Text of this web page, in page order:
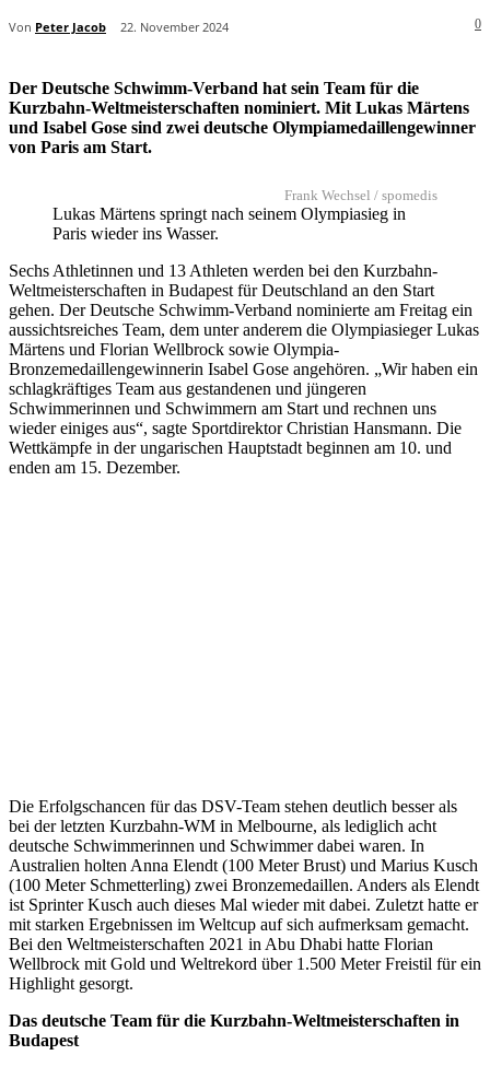
Von Peter Jacob 22. November 2024 0
Der Deutsche Schwimm-Verband hat sein Team für die
Kurzbahn-Weltmeisterschaften nominiert. Mit Lukas Märtens
und Isabel Gose sind zwei deutsche Olympiamedaillengewinner
von Paris am Start.
Frank Wechsel / spomedis
Lukas Märtens springt nach seinem Olympiasieg in
Paris wieder ins Wasser.
Sechs Athletinnen und 13 Athleten werden bei den Kurzbahn-
Weltmeisterschaften in Budapest für Deutschland an den Start
gehen. Der Deutsche Schwimm-Verband nominierte am Freitag ein
aussichtsreiches Team, dem unter anderem die Olympiasieger Lukas
Märtens und Florian Wellbrock sowie Olympia-
Bronzemedaillengewinnerin Isabel Gose angehören. „Wir haben ein
schlagkräftiges Team aus gestandenen und jüngeren
Schwimmerinnen und Schwimmern am Start und rechnen uns
wieder einiges aus“, sagte Sportdirektor Christian Hansmann. Die
Wettkämpfe in der ungarischen Hauptstadt beginnen am 10. und
enden am 15. Dezember.
Die Erfolgschancen für das DSV-Team stehen deutlich besser als
bei der letzten Kurzbahn-WM in Melbourne, als lediglich acht
deutsche Schwimmerinnen und Schwimmer dabei waren. In
Australien holten Anna Elendt (100 Meter Brust) und Marius Kusch
(100 Meter Schmetterling) zwei Bronzemedaillen. Anders als Elendt
ist Sprinter Kusch auch dieses Mal wieder mit dabei. Zuletzt hatte er
mit starken Ergebnissen im Weltcup auf sich aufmerksam gemacht.
Bei den Weltmeisterschaften 2021 in Abu Dhabi hatte Florian
Wellbrock mit Gold und Weltrekord über 1.500 Meter Freistil für ein
Highlight gesorgt.
Das deutsche Team für die Kurzbahn-Weltmeisterschaften in
Budapest